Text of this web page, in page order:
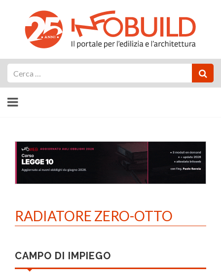
RADIATORE ZERO-OTTO
CAMPO DI IMPIEGO